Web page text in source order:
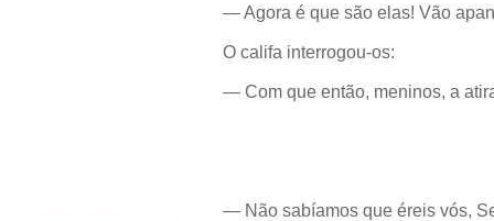
— Agora é que são elas! Vão
O califa interrogou-os:
— Com que então, meninos, a
— Não sabíamos que éreis vós,